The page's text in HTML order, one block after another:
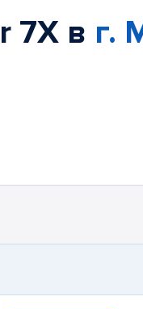
7X в г.